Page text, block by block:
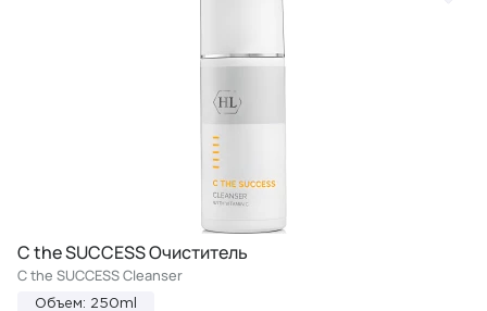
C the SUCCESS Очиститель
C the SUCCESS Cleanser
Объем: 250ml